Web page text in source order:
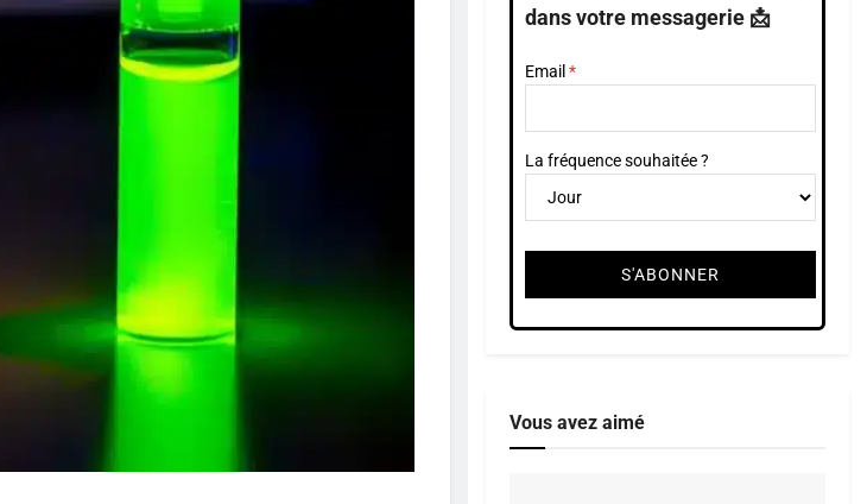
dans votre messagerie 📩
Email
La fréquence souhaitée ?
Vous avez aimé